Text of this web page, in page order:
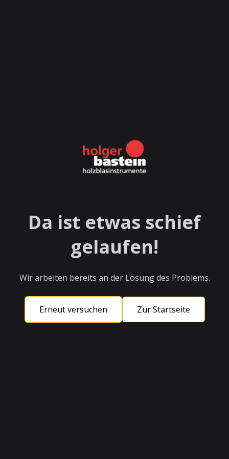
Da ist etwas schief
gelaufen!
Wir arbeiten bereits an der Lösung des Problems.
Erneut versuchen Zur Startseite